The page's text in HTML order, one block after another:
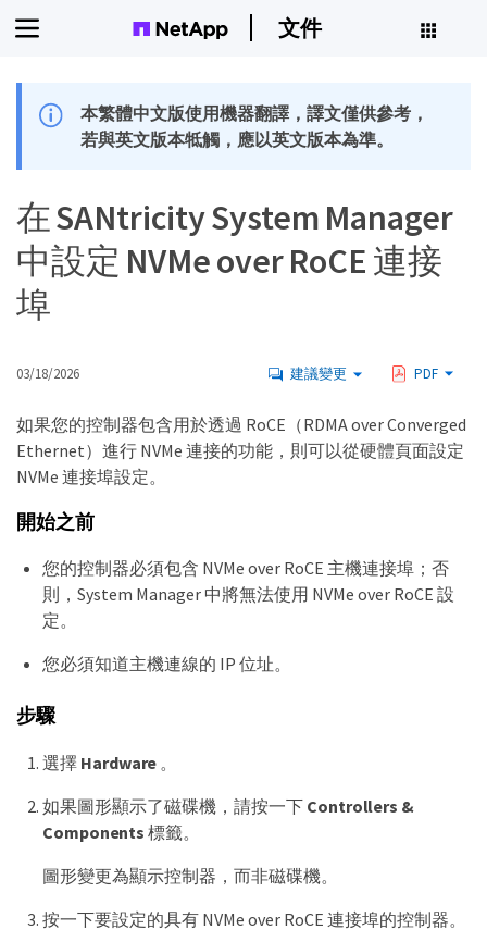
文件
本繁體中文版使用機器翻譯，譯文僅供參考，
若與英文版本牴觸，應以英文版本為準。
在 SANtricity System Manager
中設定 NVMe over RoCE 連接
埠
03/18/2026 建議變更 PDF
如果您的控制器包含用於透過 RoCE（RDMA over Converged
Ethernet）進行 NVMe 連接的功能，則可以從硬體頁面設定
NVMe 連接埠設定。
開始之前
您的控制器必須包含 NVMe over RoCE 主機連接埠；否
則，System Manager 中將無法使用 NVMe over RoCE 設
定。
您必須知道主機連線的 IP 位址。
步驟
選擇 Hardware 。
如果圖形顯示了磁碟機，請按一下 Controllers &
Components 標籤。
圖形變更為顯示控制器，而非磁碟機。
按一下要設定的具有 NVMe over RoCE 連接埠的控制器。